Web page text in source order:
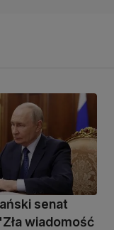
senat
wiadomość